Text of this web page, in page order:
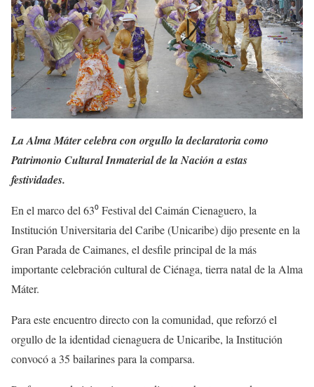
La Alma Máter celebra con orgullo la declaratoria como
Patrimonio Cultural Inmaterial de la Nación a estas
festividades.
En el marco del 63⁰ Festival del Caimán Cienaguero, la
Institución Universitaria del Caribe (Unicaribe) dijo presente en la
Gran Parada de Caimanes, el desfile principal de la más
importante celebración cultural de Ciénaga, tierra natal de la Alma
Máter.
Para este encuentro directo con la comunidad, que reforzó el
orgullo de la identidad cienaguera de Unicaribe, la Institución
convocó a 35 bailarines para la comparsa.